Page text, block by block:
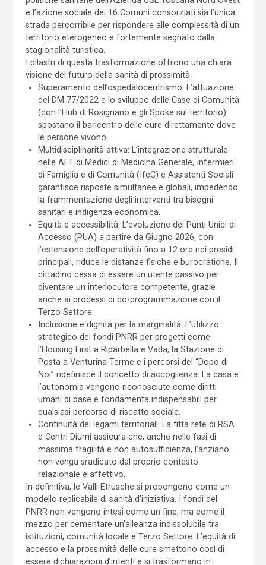
e l’azione sociale dei 16 Comuni consorziati sia l’unica
strada percorribile per rispondere alle complessità di un
territorio eterogeneo e fortemente segnato dalla
stagionalità turistica.
I pilastri di questa trasformazione offrono una chiara
visione del futuro della sanità di prossimità:
Superamento dell’ospedalocentrismo: L’attuazione
del DM 77/2022 e lo sviluppo delle Case di Comunità
(con l’Hub di Rosignano e gli Spoke sul territorio)
spostano il baricentro delle cure direttamente dove
le persone vivono.
Multidisciplinarità attiva: L’integrazione strutturale
nelle AFT di Medici di Medicina Generale, Infermieri
di Famiglia e di Comunità (IfeC) e Assistenti Sociali
garantisce risposte simultanee e globali, impedendo
la frammentazione degli interventi tra bisogni
sanitari e indigenza economica.
Equità e accessibilità: L’evoluzione dei Punti Unici di
Accesso (PUA) a partire da Giugno 2026, con
l’estensione dell’operatività fino a 12 ore nei presidi
principali, riduce le distanze fisiche e burocratiche. Il
cittadino cessa di essere un utente passivo per
diventare un interlocutore competente, grazie
anche ai processi di co-programmazione con il
Terzo Settore.
Inclusione e dignità per la marginalità: L’utilizzo
strategico dei fondi PNRR per progetti come
l’Housing First a Riparbella e Vada, la Stazione di
Posta a Venturina Terme e i percorsi del “Dopo di
Noi” ridefinisce il concetto di accoglienza. La casa e
l’autonomia vengono riconosciute come diritti
umani di base e fondamenta indispensabili per
qualsiasi percorso di riscatto sociale.
Continuità dei legami territoriali: La fitta rete di RSA
e Centri Diurni assicura che, anche nelle fasi di
massima fragilità e non autosufficienza, l’anziano
non venga sradicato dal proprio contesto
relazionale e affettivo.
In definitiva, le Valli Etrusche si propongono come un
modello replicabile di sanità d’iniziativa. I fondi del
PNRR non vengono intesi come un fine, ma come il
mezzo per cementare un’alleanza indissolubile tra
istituzioni, comunità locale e Terzo Settore. L’equità di
accesso e la prossimità delle cure smettono così di
essere dichiarazioni d’intenti e si trasformano in